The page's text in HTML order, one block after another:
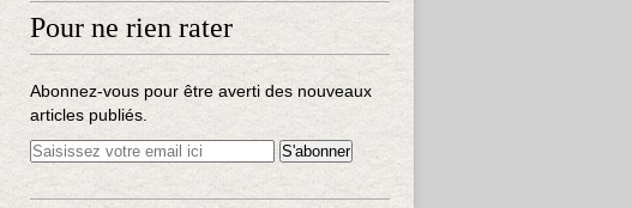
Pour ne rien rater
Abonnez-vous pour être averti des nouveaux
articles publiés.